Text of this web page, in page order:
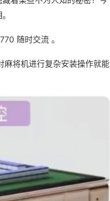
随时交流 。
麻将机进行复杂安装操作就能